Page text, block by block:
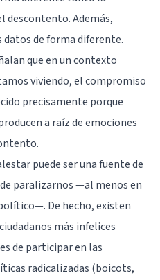
Además,
de forma diferente.
que en un contexto
viviendo, el compromiso
precisamente porque
a raíz de emociones
puede ser una fuente de
paralizarnos —al menos en
De hecho, existen
más infelices
de participar en las
radicalizadas (boicots,